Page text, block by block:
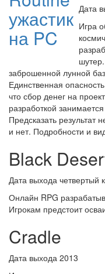
Дата
Игра
заброшенной лунной
Единственная
что сбор денег на
разработкой
Предсказать
и нет. Подробности и
Black
Дата выхода четвертый
Онлайн RPG
Игрокам предстоит
Cradle
Дата выхода 2013